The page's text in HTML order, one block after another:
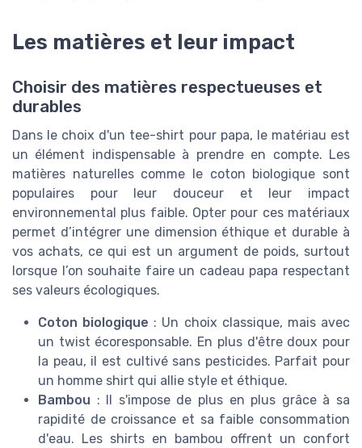
Les matières et leur impact
Choisir des matières respectueuses et
durables
Dans le choix d'un tee-shirt pour papa, le matériau est
un élément indispensable à prendre en compte. Les
matières naturelles comme le coton biologique sont
populaires pour leur douceur et leur impact
environnemental plus faible. Opter pour ces matériaux
permet d’intégrer une dimension éthique et durable à
vos achats, ce qui est un argument de poids, surtout
lorsque l’on souhaite faire un cadeau papa respectant
ses valeurs écologiques.
Coton biologique : Un choix classique, mais avec
un twist écoresponsable. En plus d'être doux pour
la peau, il est cultivé sans pesticides. Parfait pour
un homme shirt qui allie style et éthique.
Bambou : Il s'impose de plus en plus grâce à sa
rapidité de croissance et sa faible consommation
d'eau. Les shirts en bambou offrent un confort